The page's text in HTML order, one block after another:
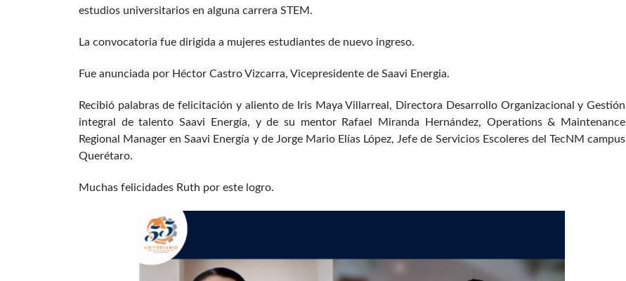
estudios universitarios en alguna carrera STEM.
La convocatoria fue dirigida a mujeres estudiantes de nuevo ingreso.
Fue anunciada por Héctor Castro Vizcarra, Vicepresidente de Saavi Energia.
Recibió palabras de felicitación y aliento de Iris Maya Villarreal, Directora Desarrollo Organizacional y Gestión
integral de talento Saavi Energía, y de su mentor Rafael Miranda Hernández, Operations & Maintenance
Regional Manager en Saavi Energía y de Jorge Mario Elías López, Jefe de Servicios Escoleres del TecNM campus
Querétaro.
Muchas felicidades Ruth por este logro.